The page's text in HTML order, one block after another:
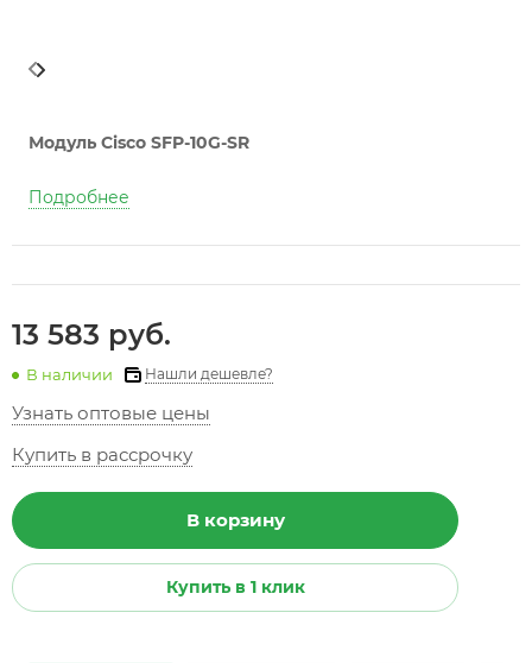
Модуль Cisco SFP-10G-SR
Подробнее
13 583 руб.
В наличии Нашли дешевле?
Узнать оптовые цены
Купить в рассрочку
В корзину
Купить в 1 клик